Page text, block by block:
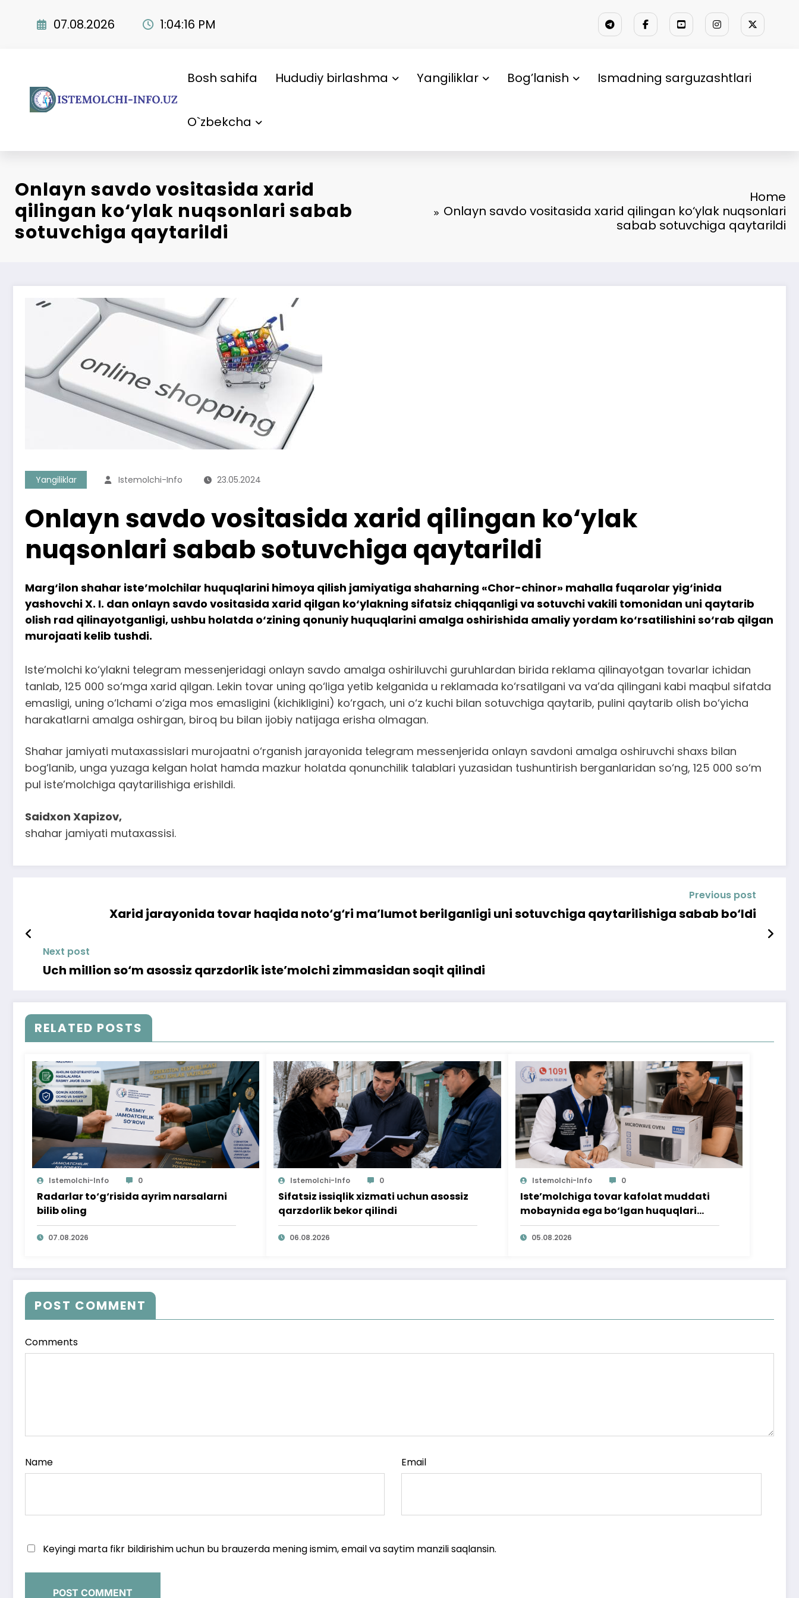
07.08.2026 1:04:17 PM
Bosh sahifa Hududiy birlashma Yangiliklar Bog’lanish Ismadning sarguzashtlari
O`zbekcha
Onlayn savdo vositasida xarid
qilingan ko‘ylak nuqsonlari sabab
sotuvchiga qaytarildi
Home
Onlayn savdo vositasida xarid qilingan ko‘ylak nuqsonlari
sabab sotuvchiga qaytarildi
Yangiliklar Istemolchi-Info 23.05.2024
Onlayn savdo vositasida xarid qilingan ko‘ylak
nuqsonlari sabab sotuvchiga qaytarildi
Marg‘ilon shahar iste’molchilar huquqlarini himoya qilish jamiyatiga shaharning «Chor-chinor» mahalla fuqarolar yig‘inida
yashovchi X. I. dan onlayn savdo vositasida xarid qilgan ko‘ylakning sifatsiz chiqqanligi va sotuvchi vakili tomonidan uni qaytarib
olish rad qilinayotganligi, ushbu holatda o‘zining qonuniy huquqlarini amalga oshirishida amaliy yordam ko‘rsatilishini so‘rab qilgan
murojaati kelib tushdi.
Iste’molchi ko‘ylakni telegram messenjeridagi onlayn savdo amalga oshiriluvchi guruhlardan birida reklama qilinayotgan tovarlar ichidan
tanlab, 125 000 so‘mga xarid qilgan. Lekin tovar uning qo‘liga yetib kelganida u reklamada ko‘rsatilgani va va’da qilingani kabi maqbul sifatda
emasligi, uning o‘lchami o‘ziga mos emasligini (kichikligini) ko‘rgach, uni o‘z kuchi bilan sotuvchiga qaytarib, pulini qaytarib olish bo‘yicha
harakatlarni amalga oshirgan, biroq bu bilan ijobiy natijaga erisha olmagan.
Shahar jamiyati mutaxassislari murojaatni o‘rganish jarayonida telegram messenjerida onlayn savdoni amalga oshiruvchi shaxs bilan
bog‘lanib, unga yuzaga kelgan holat hamda mazkur holatda qonunchilik talablari yuzasidan tushuntirish berganlaridan so‘ng, 125 000 so‘m
pul iste’molchiga qaytarilishiga erishildi.
Saidxon Xapizov,
shahar jamiyati mutaxassisi.
Previous post
Xarid jarayonida tovar haqida noto‘g‘ri ma’lumot berilganligi uni sotuvchiga qaytarilishiga sabab bo‘ldi
Next post
Uch million so‘m asossiz qarzdorlik iste’molchi zimmasidan soqit qilindi
RELATED POSTS
Istemolchi-Info 0
Radarlar to‘g‘risida ayrim narsalarni
bilib oling
07.08.2026
Istemolchi-Info 0
Sifatsiz issiqlik xizmati uchun asossiz
qarzdorlik bekor qilindi
06.08.2026
Istemolchi-Info 0
Iste’molchiga tovar kafolat muddati
mobaynida ega bo‘lgan huquqlari
ta’minlab berildi
05.08.2026
POST COMMENT
Comments
Name Email
Keyingi marta fikr bildirishim uchun bu brauzerda mening ismim, email va saytim manzili saqlansin.